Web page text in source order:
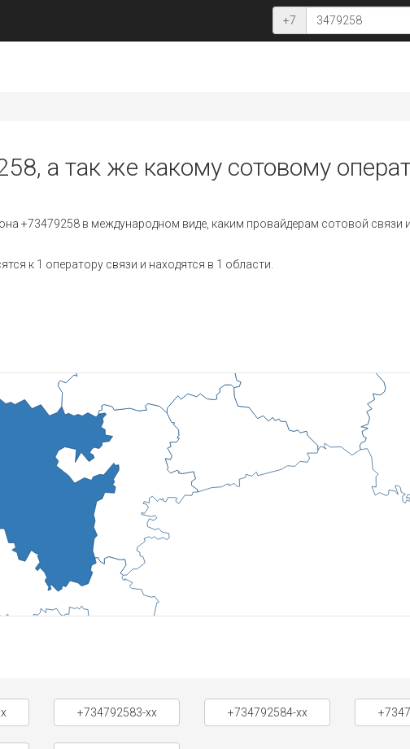
+7
а так же какому сотовому
+73479258 в международном виде, каким провайдерам сотовой связи
к 1 оператору связи и находятся в 1 области.
+734792583-xx +734792584-xx